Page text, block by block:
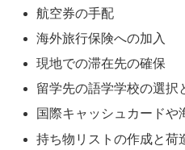
航空券の手配
海外旅行保険への加入
現地での滞在先の確保
留学先の語学学校の選択
国際キャッシュカードや
持ち物リストの作成と荷